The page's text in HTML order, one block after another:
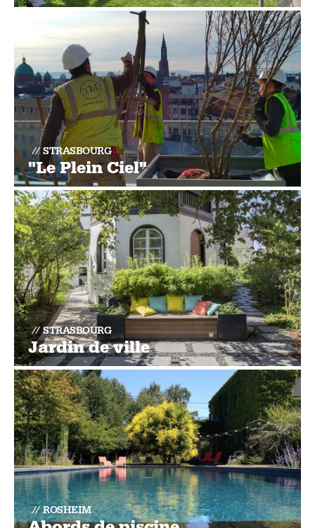
STRASBOURG
"Le Plein Ciel"
STRASBOURG
Jardin de ville
ROSHEIM